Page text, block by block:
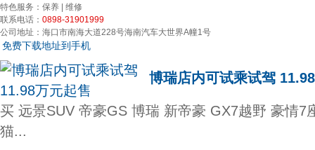
特色服务： 保养 | 维修
联系电话： 0898-31901999
公司地址： 海口市南海大道228号海南汽车大世界A幢1号
免费下载地址到手机
博瑞店内可试乘试驾
买 远景SUV 帝豪GS 博瑞 新帝豪 GX7越野 豪情7
猫...